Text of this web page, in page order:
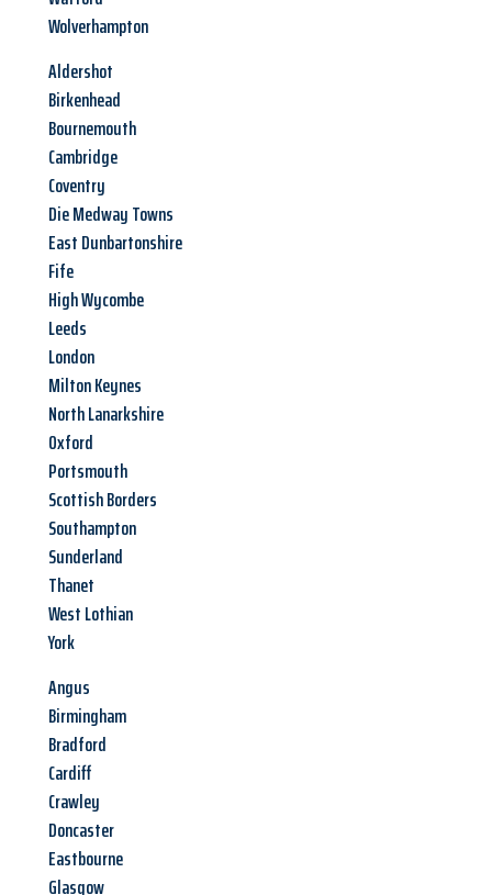
Wolverhampton
Aldershot
Birkenhead
Bournemouth
Cambridge
Coventry
Die Medway Towns
East Dunbartonshire
Fife
High Wycombe
Leeds
London
Milton Keynes
North Lanarkshire
Oxford
Portsmouth
Scottish Borders
Southampton
Sunderland
Thanet
West Lothian
York
Angus
Birmingham
Bradford
Cardiff
Crawley
Doncaster
Eastbourne
Glasgow